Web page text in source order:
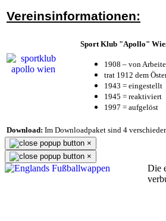
Vereinsinformationen:
Sport Klub "Apollo"
1908 – von
trat 1912 dem
1943 = eingestellt
1945 = reaktiviert
1997 = aufgelöst
Download: Im Downloadpaket sind 4
×
×
Die